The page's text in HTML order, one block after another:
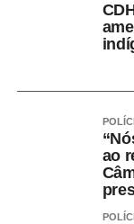
COMENTE
ao